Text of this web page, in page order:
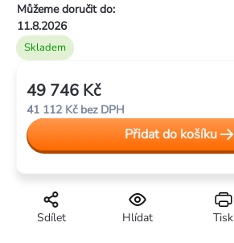
Skladem
Můžeme doručit do:
11.8.2026
Tisk
Hlídat
Sdílet
49 746 Kč
41 112 Kč bez DPH
cena:
Přidat do košíku